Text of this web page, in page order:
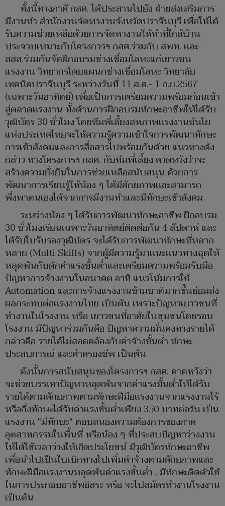
ทั้งนี้ทางภาคี กสศ. ได้ประสานไปยัง ฝ่ายส่งเสริมการ
มีงานทำ สำนักงานจัดหางานจังหวัดปราจีนบุรี เพื่อให้ได้
รับความช่วยเหลือด้วยการจัดหางานให้ทำที่ใกล้บ้าน
ประจวบเหมาะกับโครงการฯ กสศ.ร่วมกับ สพท. และ
สสส.ร่วมกันจัดฝึกอบรมช่างเชื่อมโลหะแก่เยาวชน
แรงงาน วิทยากรโดยแผนกช่างเชื่อมโลหะ วิทยาลัย
เทคนิคปราจีนบุรี ระหว่างวันที่ 11 ส.ค.- 1 ก.ย.2567
(เฉพาะวันอาทิตย์) เพื่อเป็นการเตรียมความพร้อมก่อนเข้า
สู่ตลาดแรงงาน ทั้งด้านการฝึกอบรมทักษะอาชีพให้ได้รับ
วุฒิบัตร 30 ชั่วโมง โดยทีมพี่เลี้ยงสหภาพแรงงานซันโย
แห่งประเทศไทยจะให้ความรู้ความเข้าใจการพัฒนาทักษะ
การเข้าสังคมและการสื่อสารไปพร้อมกันด้วย แนวทางดัง
กล่าว ทางโครงการฯ กสศ. กับทีมพี่เลี้ยง คาดหวังว่าจะ
สร้างความยั่งยืนในการช่วยเหลือสนับสนุน ด้วยการ
พัฒนาการเรียนรู้ให้น้อง ๆ ได้มีศักยภาพและสามารถ
พึ่งพาตนเองได้จากการมีงานทำและมีทักษะเข้าสังคม
ระหว่างน้อง ๆ ได้รับการพัฒนาทักษะอาชีพ ฝึกอบรม
30 ชั่วโมงเรียนเฉพาะวันอาทิตย์ติดต่อกัน 4 สัปดาห์ และ
ได้รับใบรับรองวุฒิบัตร จะได้รับการพัฒนาทักษะที่หลาก
หลาย (Multi Skills) จากผู้มีความรู้มาแนะแนวทางฉุดให้
หลุดพ้นกับดักค่าแรงขั้นต่ำและเตรียมความพร้อมรับมือ
ปัญหาการจ้างงานในอนาคต อาทิ แนวโน้มการใช้
Automation และการจ้างแรงงานข้ามชาติมากขึ้นย่อมส่ง
ผลกระทบต่อแรงงานไทย เป็นต้น เพราะปัญหาเยาวชนที่
ทำงานในโรงงาน หรือ เยาวชนที่อาศัยในชุมชนโดยรอบ
โรงงาน มีปัญหาร่วมกันคือ ปัญหาความมั่นคงทางรายได้
กล่าวคือ รายได้ไม่สอดคล้องกับค่าจ้างขั้นต่ำ ทักษะ
ประสบการณ์ และค่าครองชีพ เป็นต้น
ดังนั้นการสนับสนุนของโครงการฯ กสศ. คาดหวังว่า
จะช่วยบรรเทาปัญหาหลุดพ้นจากค่าแรงขั้นต่ำให้ได้รับ
รายได้ตามศักยภาพตามทักษะฝีมือแรงงานจากแรงงานไร้
หรือกึ่งทักษะได้รับค่าแรงขั้นต่ำเพียง 350 บาทต่อวัน เป็น
แรงงาน "มีทักษะ" ตอบสนองความต้องการของภาค
อุตสาหกรรมในพื้นที่ หรือน้อง ๆ ที่ประสบปัญหาว่างงาน
ให้ได้ใช้เวลาว่างให้เกิดประโยชน์ มีวุฒิบัตรทักษะอาชีพ
เพื่อนำไปเป็นใบเบิกทางไปเพิ่มค่าจ้างตามศักยภาพและ
ทักษะฝีมือแรงงานหลุดพ้นค่าแรงขั้นต่ำ , มีทักษะติดตัวใช้
ในการประกอบอาชีพอิสระ หรือ จะไปสมัครทำงานโรงงาน
เป็นต้น